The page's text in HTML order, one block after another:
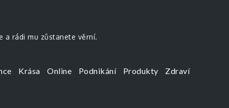
a rádi mu zůstanete věrní.
Krása Online Podnikání Produkty Zdraví